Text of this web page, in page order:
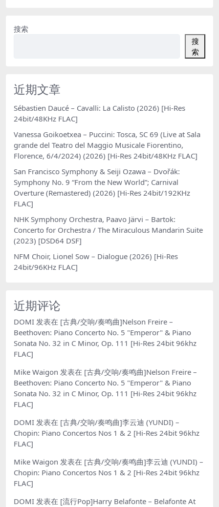
搜索
搜
索
近期文章
Sébastien Daucé – Cavalli: La Calisto (2026) [Hi-Res
24bit/48KHz FLAC]
Vanessa Goikoetxea – Puccini: Tosca, SC 69 (Live at Sala
grande del Teatro del Maggio Musicale Fiorentino,
Florence, 6/4/2024) (2026) [Hi-Res 24bit/48KHz FLAC]
San Francisco Symphony & Seiji Ozawa – Dvořák:
Symphony No. 9 “From the New World”; Carnival
Overture (Remastered) (2026) [Hi-Res 24bit/192KHz
FLAC]
NHK Symphony Orchestra, Paavo Järvi – Bartok:
Concerto for Orchestra / The Miraculous Mandarin Suite
(2023) [DSD64 DSF]
NFM Choir, Lionel Sow – Dialogue (2026) [Hi-Res
24bit/96KHz FLAC]
近期评论
DOMI 发表在 [古典/交响/奏鸣曲]Nelson Freire –
Beethoven: Piano Concerto No. 5 "Emperor" & Piano
Sonata No. 32 in C Minor, Op. 111 [Hi-Res 24bit 96khz
FLAC]
Mike Waigon 发表在 [古典/交响/奏鸣曲]Nelson Freire –
Beethoven: Piano Concerto No. 5 "Emperor" & Piano
Sonata No. 32 in C Minor, Op. 111 [Hi-Res 24bit 96khz
FLAC]
DOMI 发表在 [古典/交响/奏鸣曲]李云迪 (YUNDI) –
Chopin: Piano Concertos Nos 1 & 2 [Hi-Res 24bit 96khz
FLAC]
Mike Waigon 发表在 [古典/交响/奏鸣曲]李云迪 (YUNDI) –
Chopin: Piano Concertos Nos 1 & 2 [Hi-Res 24bit 96khz
FLAC]
DOMI 发表在 [流行Pop]Harry Belafonte – Belafonte At